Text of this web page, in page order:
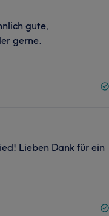
gute,
gerne.
Lieben Dank für ein